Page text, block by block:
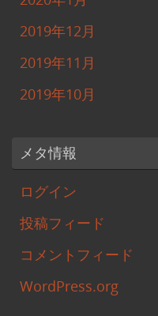
2019年12月
2019年11月
2019年10月
メタ情報
ログイン
投稿フィード
コメントフィード
WordPress.org